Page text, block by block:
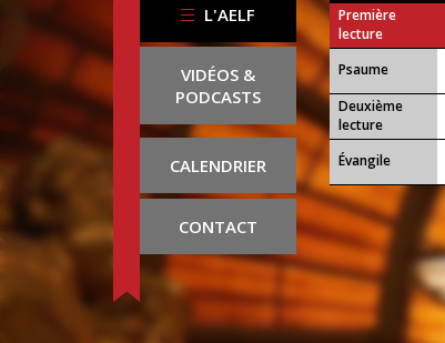
L'AELF
VIDÉOS &
PODCASTS
CALENDRIER
CONTACT
Première
lecture
Psaume
Deuxième
lecture
Évangile